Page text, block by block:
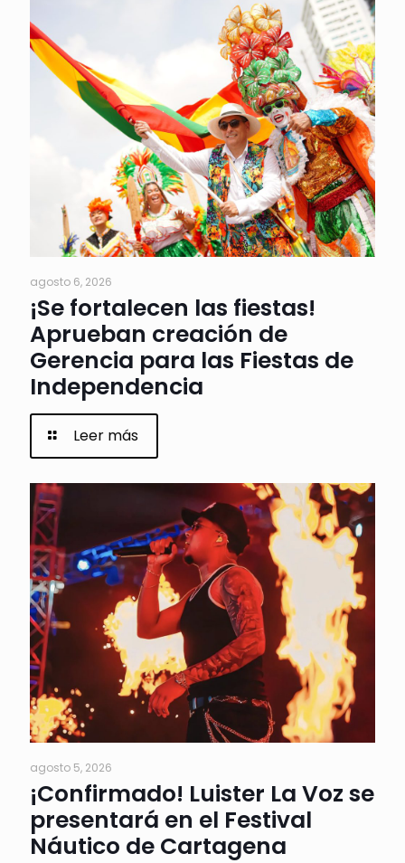
agosto 6, 2026
¡Se fortalecen las fiestas!
Aprueban creación de
Gerencia para las Fiestas de
Independencia
Leer más
agosto 5, 2026
¡Confirmado! Luister La Voz se
presentará en el Festival
Náutico de Cartagena